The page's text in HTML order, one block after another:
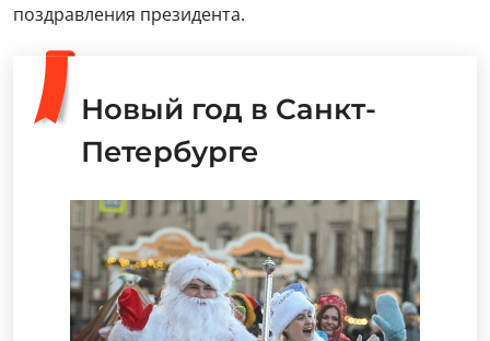
поздравления президента.
Новый год в Санкт-
Петербурге